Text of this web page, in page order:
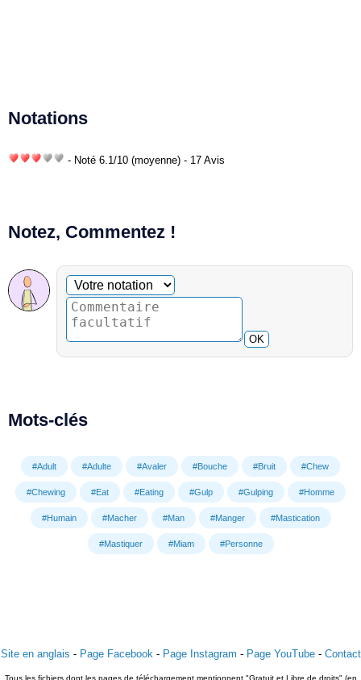
Notations
- Noté 6.1 /10 (moyenne) - 17 Avis
Notez, Commentez !
Commentaire facultatif
Votre notation
OK
Mots-clés
#Adult #Adulte #Avaler #Bouche #Bruit #Chew
#Chewing #Eat #Eating #Gulp #Gulping #Homme
#Humain #Macher #Man #Manger #Mastication
#Mastiquer #Miam #Personne
Site en anglais - Page Facebook - Page Instagram - Page YouTube- Contact
Tous les fichiers dont les pages de téléchargement mentionnent "Gratuit et Libre de droits" (en